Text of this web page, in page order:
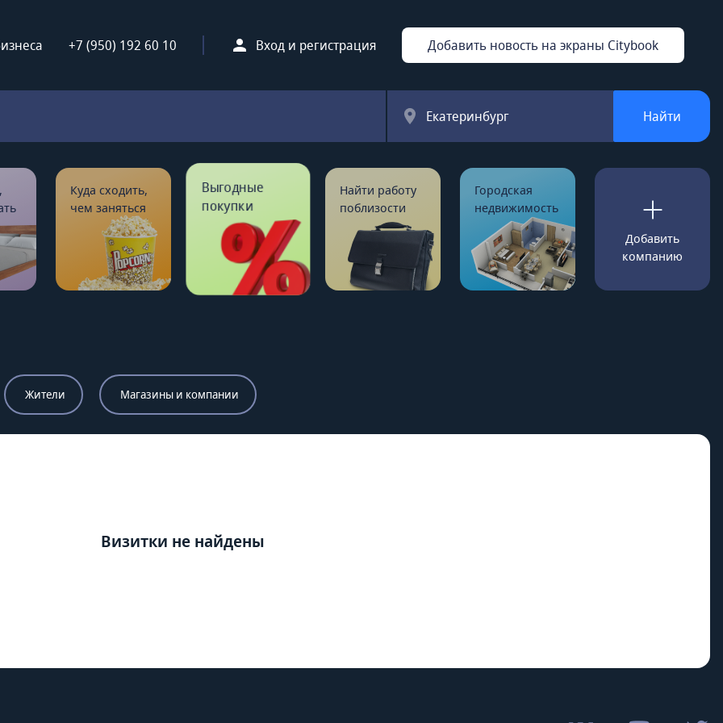
+7 (950) 192 60 10 Вход и регистрация Добавить новость на экраны Citybook
Екатеринбург Найти
Куда сходить,
чем заняться
Выгодные
покупки
Найти работу
поблизости
Городская
недвижимость
Добавить
компанию
Жители Магазины и компании
Визитки не найдены